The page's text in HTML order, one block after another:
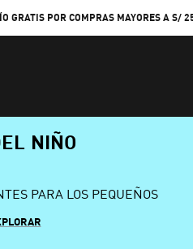
GRATIS POR COMPRAS MAYORES A S/
NIÑO
PARA LOS PEQUEÑOS